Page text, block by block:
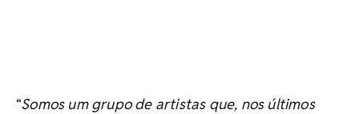
“Somos um grupo de artistas que, nos últimos